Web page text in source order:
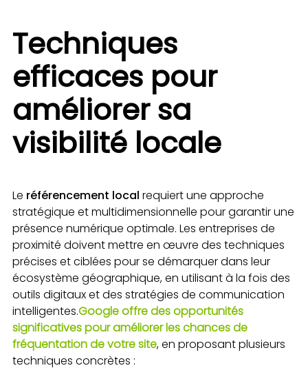
Techniques
efficaces pour
améliorer sa
visibilité locale
Le référencement local requiert une approche
stratégique et multidimensionnelle pour garantir une
présence numérique optimale. Les entreprises de
proximité doivent mettre en œuvre des techniques
précises et ciblées pour se démarquer dans leur
écosystème géographique, en utilisant à la fois des
outils digitaux et des stratégies de communication
intelligentes.Google offre des opportunités
significatives pour améliorer les chances de
fréquentation de votre site, en proposant plusieurs
techniques concrètes :